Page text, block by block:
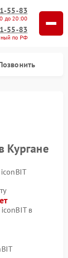
55-83
до 20:00
55-83
по РФ
Кургане
в